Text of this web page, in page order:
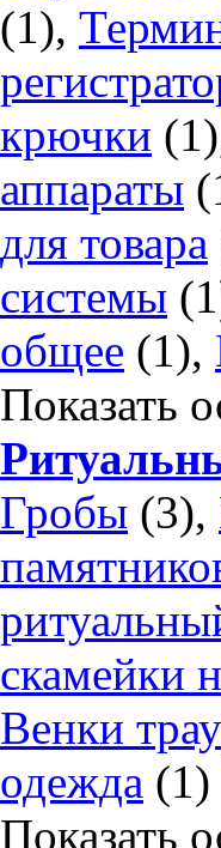
(1),
крючки
аппараты
для товара
системы
общее (1),
Показать
Гробы (3),
скамейки
Венки
одежда (1)
Показать